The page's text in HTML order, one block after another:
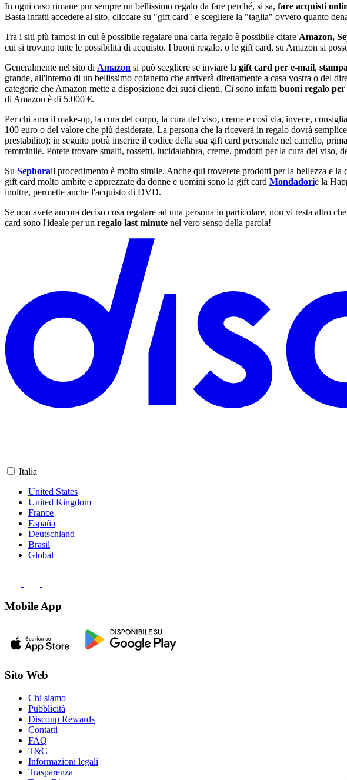
In ogni caso rimane pur sempre un bellissimo regalo da fare perché, si sa, fare acquisti
Basta infatti accedere al sito, cliccare su "gift card" e scegliere la "taglia" ovvero quanto
Tra i siti più famosi in cui è possibile regalare una carta regalo è possibile citare Amazon,
cui si trovano tutte le possibilità di acquisto. I buoni regalo, o le gift card, su Amazon si
Generalmente nel sito di Amazon si può scegliere se inviare la gift card per e-mail,
grande, all'interno di un bellissimo cofanetto che arriverà direttamente a casa vostra o del
categorie che Amazon mette a disposizione dei suoi clienti. Ci sono infatti buoni regalo per
di Amazon è di 5.000 €.
Per chi ama il make-up, la cura del corpo, la cura del viso, creme e così via, invece,
100 euro o del valore che più desiderate. La persona che la riceverà in regalo dovrà
prestabilito); in seguito potrà inserire il codice della sua gift card personale nel carrello,
femminile. Potete trovare smalti, rossetti, lucidalabbra, creme, prodotti per la cura del viso,
Su Sephorail procedimento è molto simile. Anche qui troverete prodotti per la bellezza e
gift card molto ambite e apprezzate da donne e uomini sono la gift card Mondadorie la
inoltre, permette anche l'acquisto di DVD.
Se non avete ancora deciso cosa regalare ad una persona in particolare, non vi resta altro
card sono l'ideale per un regalo last minute nel vero senso della parola!
Italia
United States
United Kingdom
France
España
Deutschland
Brasil
Global
Mobile App
Sito Web
Chi siamo
Pubblicità
Discoup Rewards
Contatti
FAQ
T&C
Informazioni legali
Trasparenza